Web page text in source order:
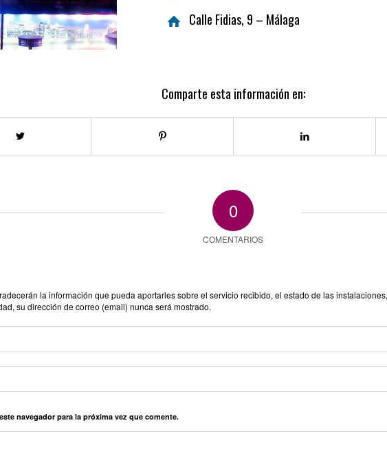
Calle Fidias, 9 – Málaga
Comparte esta información en:
0
COMENTARIOS
la información que pueda aportarles sobre el servicio recibido, el estado de las
su dirección de correo (email) nunca será mostrado.
navegador para la próxima vez que comente.